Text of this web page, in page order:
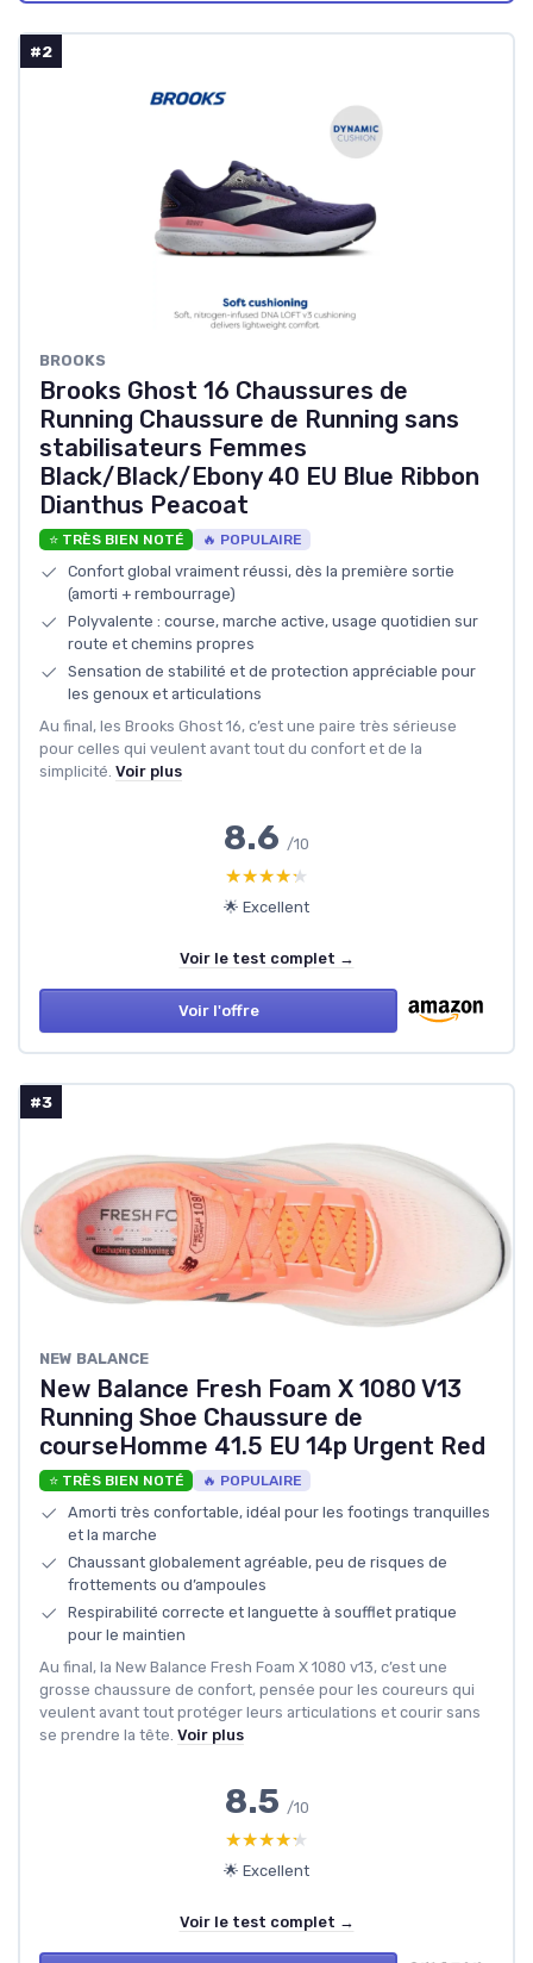
#2
BROOKS
Brooks Ghost 16 Chaussures de
Running Chaussure de Running sans
stabilisateurs Femmes
Black/Black/Ebony 40 EU Blue Ribbon
Dianthus Peacoat
⭐ TRÈS BIEN NOTÉ 🔥 POPULAIRE
Confort global vraiment réussi, dès la première sortie
(amorti + rembourrage)
Polyvalente : course, marche active, usage quotidien sur
route et chemins propres
Sensation de stabilité et de protection appréciable pour
les genoux et articulations
Au final, les Brooks Ghost 16, c’est une paire très sérieuse
pour celles qui veulent avant tout du confort et de la
simplicité. Voir plus
8.6 /10
★★★★★
★★★★★
🌟 Excellent
Voir le test complet →
Voir l'offre
#3
NEW BALANCE
New Balance Fresh Foam X 1080 V13
Running Shoe Chaussure de
courseHomme 41.5 EU 14p Urgent Red
⭐ TRÈS BIEN NOTÉ 🔥 POPULAIRE
Amorti très confortable, idéal pour les footings tranquilles
et la marche
Chaussant globalement agréable, peu de risques de
frottements ou d’ampoules
Respirabilité correcte et languette à soufflet pratique
pour le maintien
Au final, la New Balance Fresh Foam X 1080 v13, c’est une
grosse chaussure de confort, pensée pour les coureurs qui
veulent avant tout protéger leurs articulations et courir sans
se prendre la tête. Voir plus
8.5 /10
★★★★★
★★★★★
🌟 Excellent
Voir le test complet →